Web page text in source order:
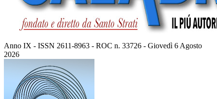
Anno IX - ISSN 2611-8963 - ROC n. 33726 - Giovedì 6 Agosto
2026